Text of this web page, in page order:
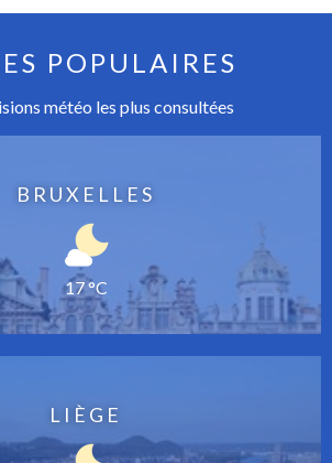
POPULAIRES
météo les plus consultées
BRUXELLES
17 °C
LIÈGE